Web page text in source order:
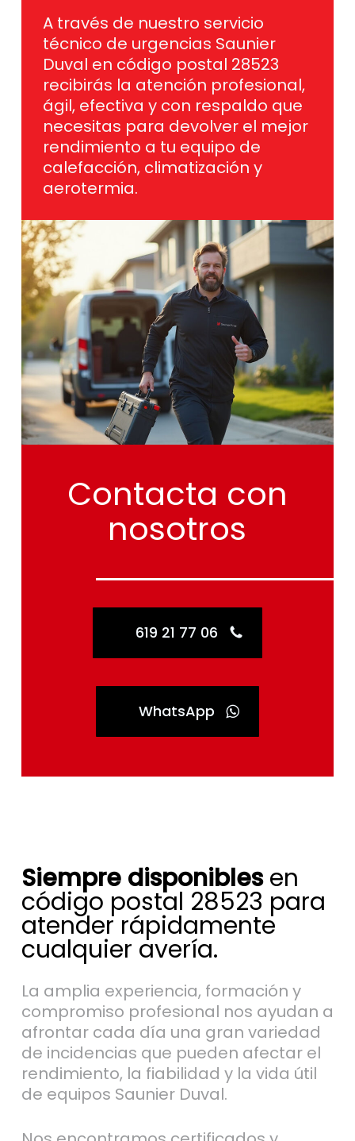
A través de nuestro servicio
técnico de urgencias Saunier
Duval en código postal 28523
recibirás la atención profesional,
ágil, efectiva y con respaldo que
necesitas para devolver el mejor
rendimiento a tu equipo de
calefacción, climatización y
aerotermia.
Contacta con
nosotros
619 21 77 06
WhatsApp
Siempre disponiblesen
código postal 28523 para
atender rápidamente
cualquier avería.
La amplia experiencia, formación y
compromiso profesional nos ayudan a
afrontar cada día una gran variedad
de incidencias que pueden afectar el
rendimiento, la fiabilidad y la vida útil
de equipos Saunier Duval.